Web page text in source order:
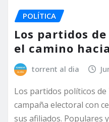
POLÍTICA
Los partidos
el camino
torrent al dia
Los partidos políticos
campaña electoral con
sus afiliados. Populares